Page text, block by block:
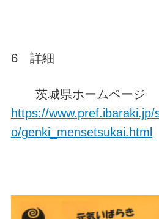
6 詳細
茨城県ホームページ
https://
o/genki_mensetsukai.html